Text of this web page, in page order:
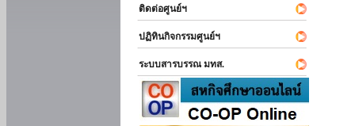
ติดต่อศูนย์ฯ
ปฏิทินกิจกรรมศูนย์ฯ
ระบบสารบรรณ มทส.